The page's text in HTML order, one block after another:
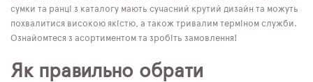
сумки та ранці з каталогу мають сучасний крутий дизайн та можуть
похвалитися високою якістю, а також тривалим терміном служби.
Ознайомтеся з асортиментом та зробіть замовлення!
Як правильно обрати